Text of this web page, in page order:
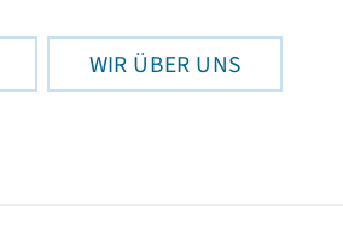
WIR ÜBER UNS